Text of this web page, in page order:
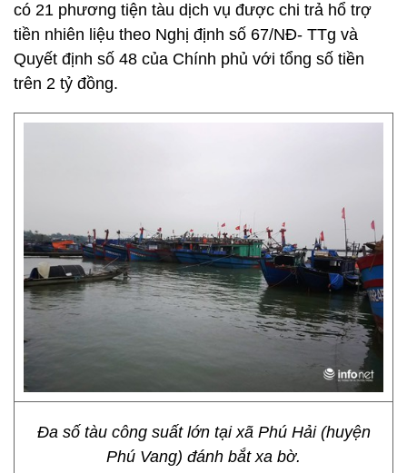
có 21 phương tiện tàu dịch vụ được chi trả hổ trợ
tiền nhiên liệu theo Nghị định số 67/NĐ- TTg và
Quyết định số 48 của Chính phủ với tổng số tiền
trên 2 tỷ đồng.
Đa số tàu công suất lớn tại xã Phú Hải (huyện
Phú Vang) đánh bắt xa bờ.